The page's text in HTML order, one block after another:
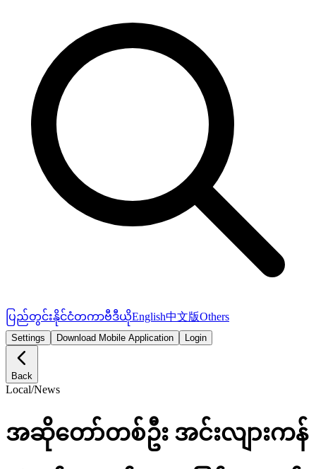
ပြည်တွင်းနိုင်ငံတကာဗီဒီယိုEnglish中文版Others
Settings Download Mobile Application Login
Back
Local/News
အဆိုတော်တစ်ဦး အင်းလျားကန်